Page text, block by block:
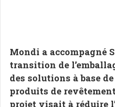
Mondi a accompagné
transition de
des solutions à base
produits de
projet visait à réduire